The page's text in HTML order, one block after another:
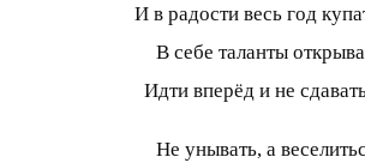
И в радости весь год
В себе таланты
Идти вперёд и не
Не унывать, а